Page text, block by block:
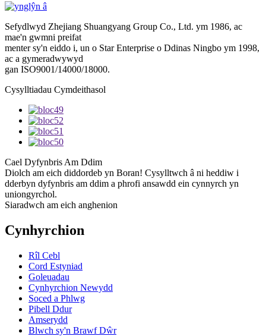
Sefydlwyd Zhejiang Shuangyang Group Co., Ltd. ym 1986, ac
mae'n gwmni preifat
menter sy'n eiddo i, un o Star Enterprise o Ddinas Ningbo ym 1998,
ac a gymeradwywyd
gan ISO9001/14000/18000.
Cysylltiadau Cymdeithasol
Cael Dyfynbris Am Ddim
Diolch am eich diddordeb yn Boran! Cysylltwch â ni heddiw i
dderbyn dyfynbris am ddim a phrofi ansawdd ein cynnyrch yn
uniongyrchol.
Siaradwch am eich anghenion
Cynhyrchion
Rîl Cebl
Cord Estyniad
Goleuadau
Cynhyrchion Newydd
Soced a Phlwg
Pibell Ddur
Amserydd
Blwch sy'n Brawf Dŵr